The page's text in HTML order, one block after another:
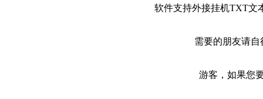
软件支持外接挂机TXT文
需要的朋友请
游客，如果您